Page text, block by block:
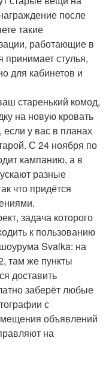
после
такие
работающие в
принимает стулья,
для кабинетов и
старенький комод,
на новую кровать
у вас в планах
С 24 ноября по
кампанию, а в
разные
что придётся
задача которого
к пользованию
Svalka: на
там же пункты
доставить
заберёт любые
с
объявлений
на